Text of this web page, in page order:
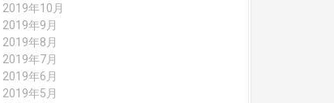
2019年10月
2019年9月
2019年8月
2019年7月
2019年6月
2019年5月